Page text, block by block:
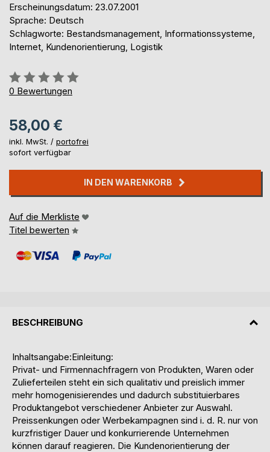
Erscheinungsdatum: 23.07.2001
Sprache: Deutsch
Schlagworte: Bestandsmanagement, Informationssysteme,
Internet, Kundenorientierung, Logistik
Bewertung::
0%
0 Bewertungen
58,00 €
inkl. MwSt. / portofrei
sofort verfügbar
IN DEN WARENKORB
Auf die Merkliste
Titel bewerten
BESCHREIBUNG
Inhaltsangabe:Einleitung:
Privat- und Firmennachfragern von Produkten, Waren oder
Zulieferteilen steht ein sich qualitativ und preislich immer
mehr homogenisierendes und dadurch substituierbares
Produktangebot verschiedener Anbieter zur Auswahl.
Preissenkungen oder Werbekampagnen sind i. d. R. nur von
kurzfristiger Dauer und konkurrierende Unternehmen
können darauf reagieren. Die Kundenorientierung der